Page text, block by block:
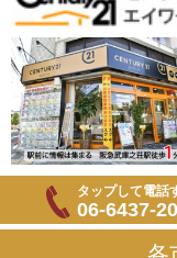
タップして電話
06-6437-